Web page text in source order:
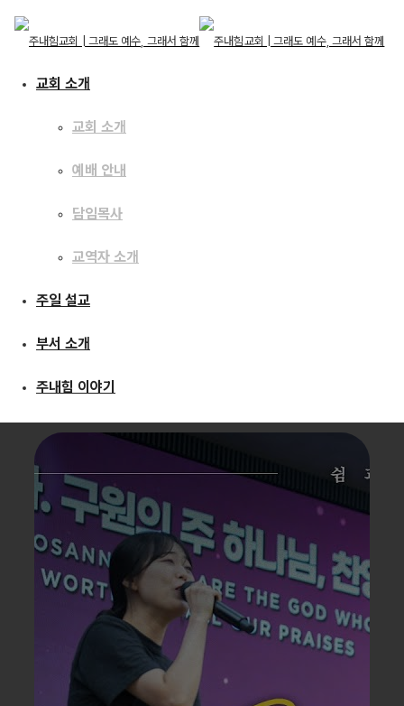
교회 소개
교회 소개
교역자 소개
주일 설교
부서 소개
주내힘 이야기
교회 소개
교회 소개
예배 안내
담임목사
교역자 소개
주일 설교
부서 소개
주내힘 이야기
주일 설교
[24.06.30] 산상수훈 34
: 생명의 문 그러나 좁은 문